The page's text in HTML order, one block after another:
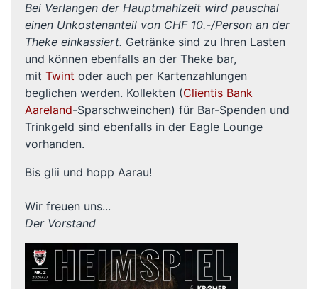
Bei Verlangen der Hauptmahlzeit wird pauschal
einen Unkostenanteil von CHF 10.-/Person an der
Theke einkassiert. Getränke sind zu Ihren Lasten
und können ebenfalls an der Theke bar,
mit Twint oder auch per Kartenzahlungen
beglichen werden. Kollekten (Clientis Bank
Aareland-Sparschweinchen) für Bar-Spenden und
Trinkgeld sind ebenfalls in der Eagle Lounge
vorhanden.
Bis glii und hopp Aarau!
Wir freuen uns...
Der Vorstand